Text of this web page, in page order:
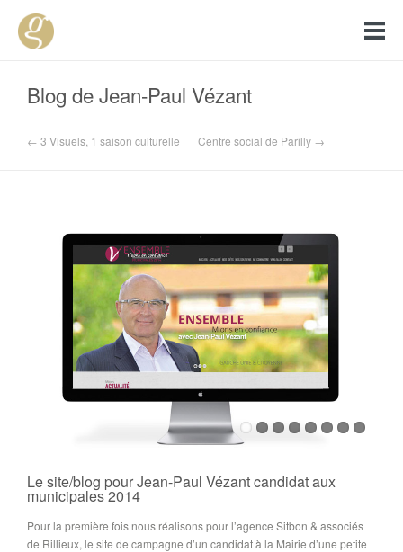
Blog de Jean-Paul Vézant
← 3 Visuels, 1 saison culturelle Centre social de Parilly →
Le site/blog pour Jean-Paul Vézant candidat aux
municipales 2014
Pour la première fois nous réalisons pour l’agence Sitbon & associés
de Rillieux, le site de campagne d’un candidat à la Mairie d’une petite